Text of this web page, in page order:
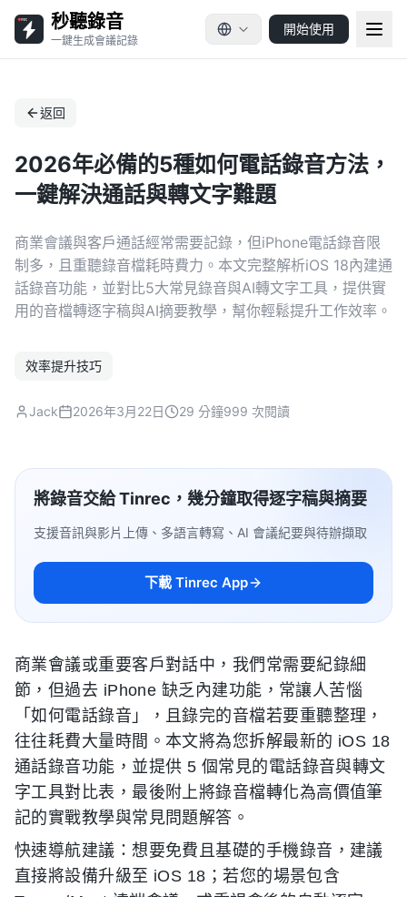
秒聽錄音
一鍵生成會議記錄
開始使用
返回
2026年必備的5種如何電話錄音方法，
一鍵解決通話與轉文字難題
商業會議與客戶通話經常需要記錄，但iPhone電話錄音限
制多，且重聽錄音檔耗時費力。本文完整解析iOS 18內建通
話錄音功能，並對比5大常見錄音與AI轉文字工具，提供實
用的音檔轉逐字稿與AI摘要教學，幫你輕鬆提升工作效率。
效率提升技巧
Jack 2026年3月22日 29 分鐘999 次閱讀
將錄音交給 Tinrec，幾分鐘取得逐字稿與摘要
支援音訊與影片上傳、多語言轉寫、AI 會議紀要與待辦擷取
下載 Tinrec App
商業會議或重要客戶對話中，我們常需要紀錄細
節，但過去 iPhone 缺乏內建功能，常讓人苦惱
「如何電話錄音」，且錄完的音檔若要重聽整理，
往往耗費大量時間。本文將為您拆解最新的 iOS 18
通話錄音功能，並提供 5 個常見的電話錄音與轉文
字工具對比表，最後附上將錄音檔轉化為高價值筆
記的實戰教學與常見問題解答。
快速導航建議：想要免費且基礎的手機錄音，建議
直接將設備升級至 iOS 18；若您的場景包含